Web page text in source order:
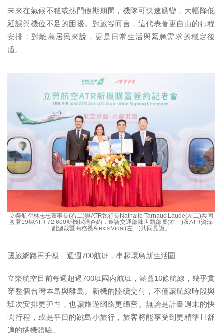
未來在氣候不穩或熱門假期期間，機隊可快速應變，大幅降低
延誤與機位不足的困擾。對旅客而言，這代表著更自由的行程
安排；對離島居民來說，更是日常生活與緊急需求的穩定後
盾。
立榮航空林志忠董事長(右二)與ATR執行長Nathalie Tarnaud Laude(左二)共同
簽署19架ATR 72-600新機採購合約，邀請交通部陳世凱部長(右一)及ATR資深
副總裁暨商務長Alexis Vidal(左一)共同見證。
國旅網路再升級｜週週700航班，串起環島新生活圈
立榮航空目前每週超過700班國內航班，涵蓋16條航線，幾乎貫
穿整個台灣本島與離島。新機的陸續交付，不僅讓航線時段與
班次安排更彈性，也讓旅遊網絡更綿密。無論是計畫週末的快
閃行程，或是平日的跳島小旅行，旅客將能享受到更精準且舒
適的搭機體驗。